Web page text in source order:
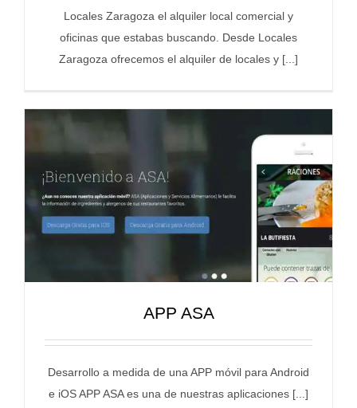
Locales Zaragoza el alquiler local comercial y
oficinas que estabas buscando. Desde Locales
Zaragoza ofrecemos el alquiler de locales y [...]
APP ASA
Desarrollo a medida de una APP móvil para Android
e iOS APP ASA es una de nuestras aplicaciones [...]